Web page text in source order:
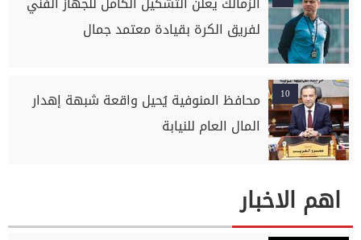
لفريق الكرة بقيادة معتمد جمال
10
محافظ المنوفية يُحيل واقعة شبهة إهدار
المال العام للنيابة
اهم الاخبار